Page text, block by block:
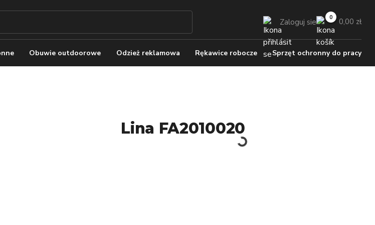
Zaloguj sie 0,00 zł
Obuwie outdoorowe Odzież reklamowa Rękawice robocze Sprzęt ochronny do pracy
Lina FA2010020